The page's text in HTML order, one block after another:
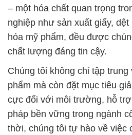
– một hóa chất quan trọng
nghiệp như sản xuất giấy, dệt
hóa mỹ phẩm, đều được
chất lượng đáng tin cậy.
Chúng tôi không chỉ tập
phẩm mà còn đặt mục tiêu
cực đối với môi trường, hỗ
pháp bền vững trong ngành
thời, chúng tôi tự hào về việc